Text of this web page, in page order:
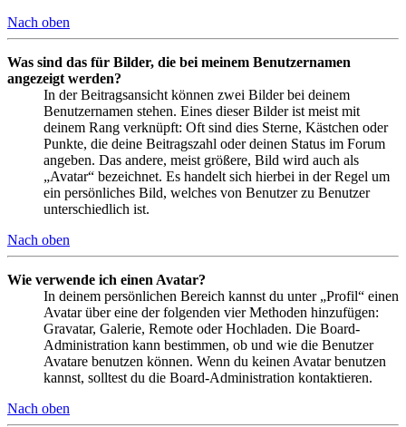
Nach oben
Was sind das für Bilder, die bei meinem Benutzernamen
angezeigt werden?
In der Beitragsansicht können zwei Bilder bei deinem
Benutzernamen stehen. Eines dieser Bilder ist meist mit
deinem Rang verknüpft: Oft sind dies Sterne, Kästchen oder
Punkte, die deine Beitragszahl oder deinen Status im Forum
angeben. Das andere, meist größere, Bild wird auch als
„Avatar“ bezeichnet. Es handelt sich hierbei in der Regel um
ein persönliches Bild, welches von Benutzer zu Benutzer
unterschiedlich ist.
Nach oben
Wie verwende ich einen Avatar?
In deinem persönlichen Bereich kannst du unter „Profil“ einen
Avatar über eine der folgenden vier Methoden hinzufügen:
Gravatar, Galerie, Remote oder Hochladen. Die Board-
Administration kann bestimmen, ob und wie die Benutzer
Avatare benutzen können. Wenn du keinen Avatar benutzen
kannst, solltest du die Board-Administration kontaktieren.
Nach oben